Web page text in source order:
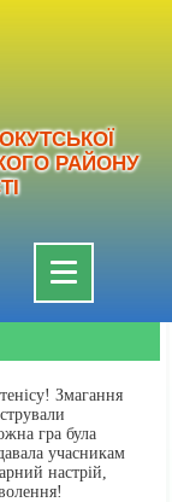
РАЙОНУ
Toggle
navigation
Змагання
гра була
учасникам
настрій,